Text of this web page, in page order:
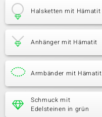
Halsketten mit Hämatit
Anhänger mit Hämatit
Armbänder mit Hämatit
Schmuck mit
Edelsteinen in grün